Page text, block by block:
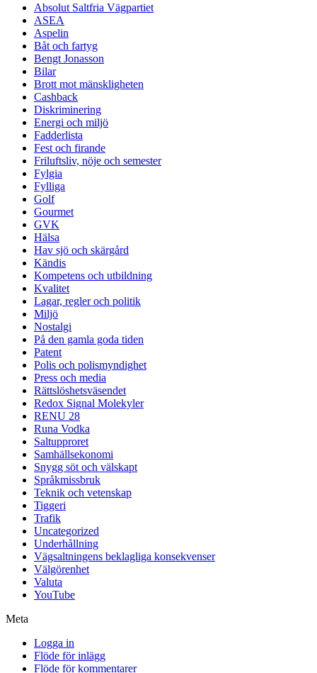
Absolut Saltfria Vägpartiet
ASEA
Aspelin
Båt och fartyg
Bengt Jonasson
Bilar
Brott mot mänskligheten
Cashback
Diskriminering
Energi och miljö
Fadderlista
Fest och firande
Friluftsliv, nöje och semester
Fylgia
Fylliga
Golf
Gourmet
GVK
Hälsa
Hav sjö och skärgård
Kändis
Kompetens och utbildning
Kvalitet
Lagar, regler och politik
Miljö
Nostalgi
På den gamla goda tiden
Patent
Polis och polismyndighet
Press och media
Rättslöshetsväsendet
Redox Signal Molekyler
RENU 28
Runa Vodka
Saltupproret
Samhällsekonomi
Snygg söt och välskapt
Språkmissbruk
Teknik och vetenskap
Tiggeri
Trafik
Uncategorized
Underhållning
Vägsaltningens beklagliga konsekvenser
Välgörenhet
Valuta
YouTube
Meta
Logga in
Flöde för inlägg
Flöde för kommentarer